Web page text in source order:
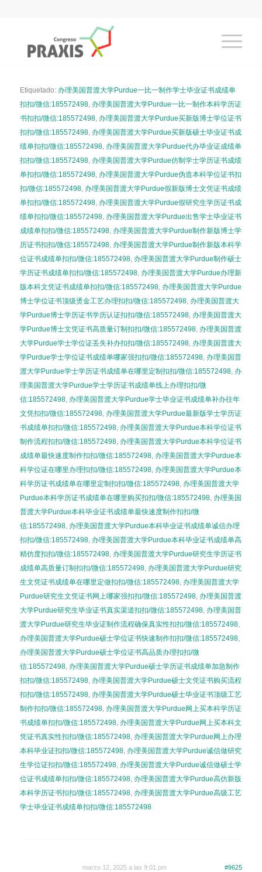
Etiquetado: 办理美国普渡大学Purdue一比一制作学士毕业证书成绩单
扣扣/微信:185572498, 办理美国普渡大学Purdue一比一制作本科学历证
书扣扣/微信:185572498, 办理美国普渡大学Purdue买新版博士学位证书
扣扣/微信:185572498, 办理美国普渡大学Purdue买新版硕士毕业证书成
绩单扣扣/微信:185572498, 办理美国普渡大学Purdue代办毕业证成绩单
扣扣/微信:185572498, 办理美国普渡大学Purdue仿制学士学历证书成绩
单扣扣/微信:185572498, 办理美国普渡大学Purdue伪造本科学位证书扣
扣/微信:185572498, 办理美国普渡大学Purdue假新版博士文凭证书成绩
单扣扣/微信:185572498, 办理美国普渡大学Purdue假研究生学历证书成
绩单扣扣/微信:185572498, 办理美国普渡大学Purdue出售学士毕业证书
成绩单扣扣/微信:185572498, 办理美国普渡大学Purdue制作新版博士学
历证书扣扣/微信:185572498, 办理美国普渡大学Purdue制作新版本科学
位证书成绩单扣扣/微信:185572498, 办理美国普渡大学Purdue制作硕士
学历证书成绩单扣扣/微信:185572498, 办理美国普渡大学Purdue办理新
版本科文凭证书成绩单扣扣/微信:185572498, 办理美国普渡大学Purdue
博士学位证书顶级烫金工艺办理扣扣/微信:185572498, 办理美国普渡大
学Purdue博士学历证书学历认证扣扣/微信:185572498, 办理美国普渡大
学Purdue博士文凭证书高质量订制扣扣/微信:185572498, 办理美国普渡
大学Purdue学士学位证丢失补办扣扣/微信:185572498, 办理美国普渡大
学Purdue学士学位证书成绩单哪家强扣扣/微信:185572498, 办理美国普
渡大学Purdue学士学历证书成绩单在哪里定制扣扣/微信:185572498, 办
理美国普渡大学Purdue学士学历证书成绩单线上办理扣扣/微
信:185572498, 办理美国普渡大学Purdue学士毕业证书成绩单补办往年
文凭扣扣/微信:185572498, 办理美国普渡大学Purdue最新版学士学历证
书成绩单扣扣/微信:185572498, 办理美国普渡大学Purdue本科学位证书
制作流程扣扣/微信:185572498, 办理美国普渡大学Purdue本科学位证书
成绩单最快速度制作扣扣/微信:185572498, 办理美国普渡大学Purdue本
科学位证在哪里办理扣扣/微信:185572498, 办理美国普渡大学Purdue本
科学历证书成绩单在哪里定制扣扣/微信:185572498, 办理美国普渡大学
Purdue本科学历证书成绩单在哪里购买扣扣/微信:185572498, 办理美国
普渡大学Purdue本科毕业证书成绩单最快速度制作扣扣/微
信:185572498, 办理美国普渡大学Purdue本科毕业证书成绩单诚信办理
扣扣/微信:185572498, 办理美国普渡大学Purdue本科毕业证书成绩单高
精仿度扣扣/微信:185572498, 办理美国普渡大学Purdue研究生学历证书
成绩单高质量订制扣扣/微信:185572498, 办理美国普渡大学Purdue研究
生文凭证书成绩单在哪里定做扣扣/微信:185572498, 办理美国普渡大学
Purdue研究生文凭证书网上哪家强扣扣/微信:185572498, 办理美国普渡
大学Purdue研究生毕业证书真实渠道扣扣/微信:185572498, 办理美国普
渡大学Purdue研究生毕业证制作流程确保真实性扣扣/微信:185572498,
办理美国普渡大学Purdue硕士学位证书快速制作扣扣/微信:185572498,
办理美国普渡大学Purdue硕士学位证书高品质办理扣扣/微
信:185572498, 办理美国普渡大学Purdue硕士学历证书成绩单加急制作
扣扣/微信:185572498, 办理美国普渡大学Purdue硕士文凭证书购买流程
扣扣/微信:185572498, 办理美国普渡大学Purdue硕士毕业证书顶级工艺
制作扣扣/微信:185572498, 办理美国普渡大学Purdue网上买本科学历证
书成绩单扣扣/微信:185572498, 办理美国普渡大学Purdue网上买本科文
凭证书真实性扣扣/微信:185572498, 办理美国普渡大学Purdue网上办理
本科毕业证扣扣/微信:185572498, 办理美国普渡大学Purdue诚信做研究
生学位证扣扣/微信:185572498, 办理美国普渡大学Purdue诚信做硕士学
位证书成绩单扣扣/微信:185572498, 办理美国普渡大学Purdue高仿新版
本科学历证书扣扣/微信:185572498, 办理美国普渡大学Purdue高级工艺
学士毕业证书成绩单扣扣/微信:185572498
marzo 12, 2025 a las 9:01 pm #9625